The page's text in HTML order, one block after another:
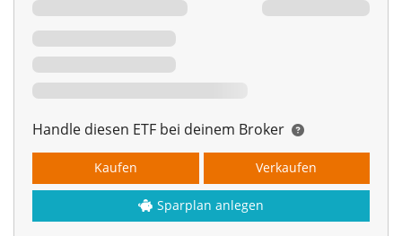
Handle diesen ETF bei deinem Broker
Kaufen Verkaufen
Sparplan anlegen